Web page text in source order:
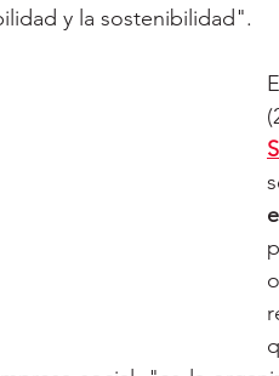
y la sostenibilidad".